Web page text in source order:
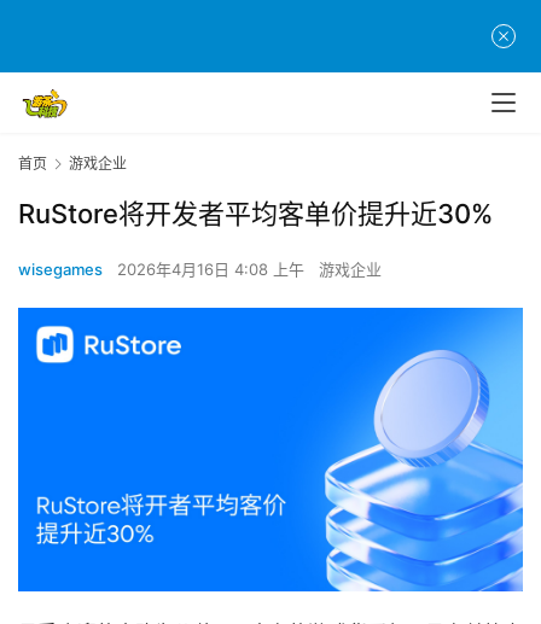
首
页
首页 游戏企业
RuStore将开发者平均客单价提升近30%
wisegames 2026年4月16日 4:08 上午 游戏企业